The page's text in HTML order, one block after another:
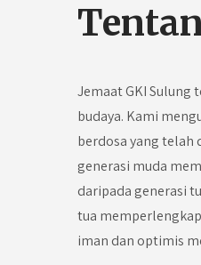
Jemaat GKI
budaya. Kami
berdosa yang telah
generasi muda
daripada generasi
tua
iman dan optimis